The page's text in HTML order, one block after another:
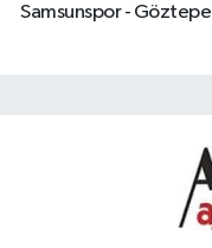
Samsunspor - Göztepe